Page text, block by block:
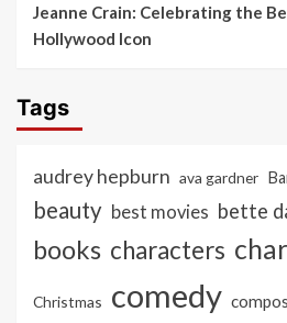
Jeanne Crain: Celebrating the
Hollywood Icon
Tags
audrey hepburn ava gardner
beauty best movies bette
books characters
Christmas comedy